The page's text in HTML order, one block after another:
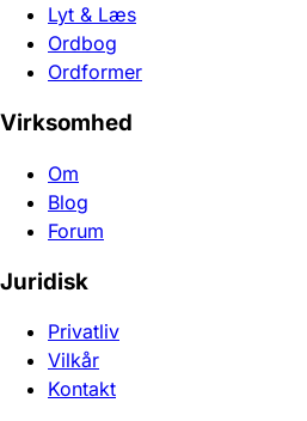
Lyt & Læs
Ordbog
Ordformer
Virksomhed
Om
Blog
Forum
Juridisk
Privatliv
Vilkår
Kontakt